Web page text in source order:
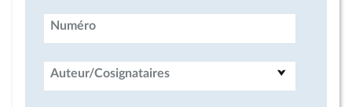
Numéro
Auteur/Cosignataires